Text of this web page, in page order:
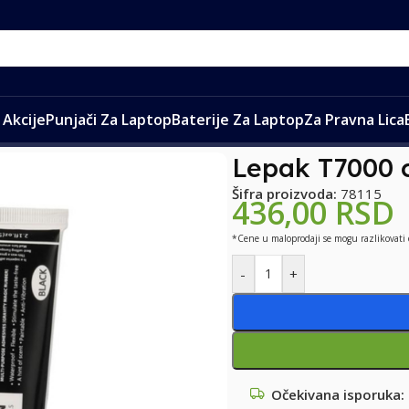
AkcijePunjači Za LaptopBaterije Za LaptopZa Pravna Lica
T7000 crni 50ml
Lepak T7000
Šifra proizvoda: 78115
436,00RSD
*Cene u maloprodaji se mogu razlikovati
- +
Očekivana isporuka: